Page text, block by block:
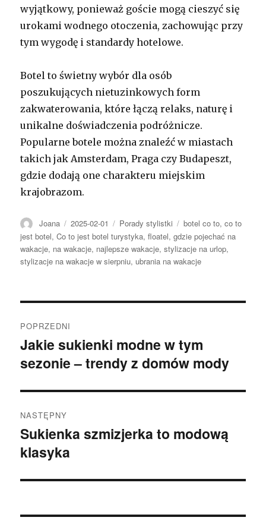
wyjątkowy, ponieważ goście mogą cieszyć się
urokami wodnego otoczenia, zachowując przy
tym wygodę i standardy hotelowe.
Botel to świetny wybór dla osób
poszukujących nietuzinkowych form
zakwaterowania, które łączą relaks, naturę i
unikalne doświadczenia podróżnicze.
Popularne botele można znaleźć w miastach
takich jak Amsterdam, Praga czy Budapeszt,
gdzie dodają one charakteru miejskim
krajobrazom.
Autor
Joana Opublikowano
2025-02-01 Kategorie
Porady stylistki Tagi
botel co to,co to
jest botel,Co to jest botel turystyka,floatel,gdzie pojechać na
wakacje, na wakacje, najlepsze wakacje,stylizacje na urlop,
stylizacje na wakacje w sierpniu, ubrania na wakacje
wpisu
POPRZEDNI
Poprzedni
wpis:
Jakie sukienki modne w tym
sezonie – trendy z domów mody
NASTĘPNY
Następny
wpis:
Sukienka szmizjerka to modową
klasyka